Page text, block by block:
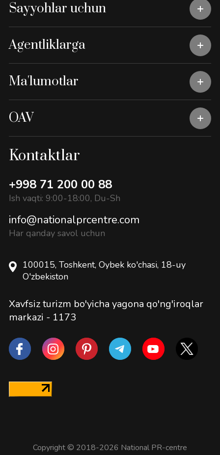
Sayyohlar uchun
Agentliklarga
Ma'lumotlar
OAV
Kontaktlar
+998 71 200 00 88
Ish vaqti: 9:00-18:00, Du-Sh
info@nationalprcentre.com
Har qanday savol uchun
100015, Toshkent, Oybek ko'chasi, 18-uy
O'zbekiston
Xavfsiz turizm bo'yicha yagona qo'ng'iroqlar
markazi - 1173
Copyright © 2018-2026 National PR-centre